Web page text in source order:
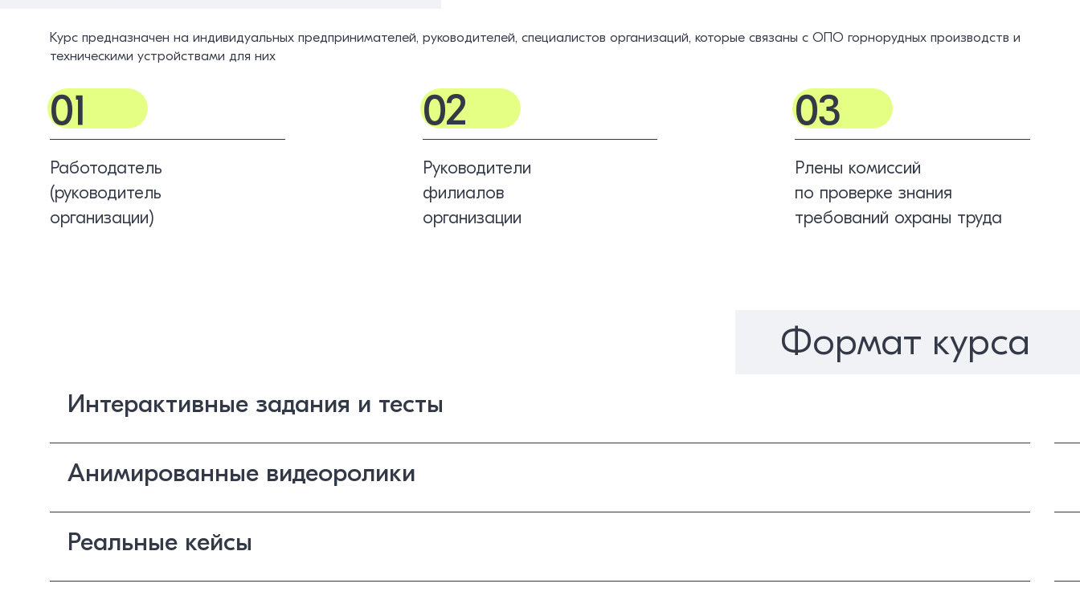
Курс предназначен на индивидуальных предпринимателей, руководителей, специалистов организаций, которые связаны с ОПО горнорудных производств и
техническими устройствами для них
01
Работодатель
(руководитель
организации)
02
Руководители
филиалов
организации
03
Рлены комиссий
по проверке знания
требований охраны труда
Формат курса
Интерактивные задания и тесты
Анимированные видеоролики
Реальные кейсы